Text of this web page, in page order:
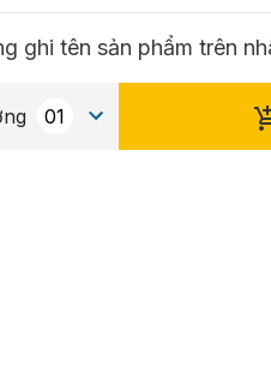
ghi tên sản phẩm trên